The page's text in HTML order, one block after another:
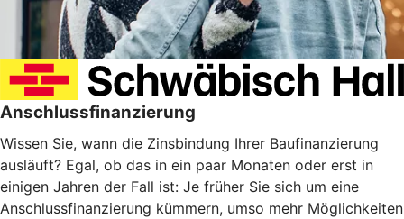
Anschlussfinanzierung
Wissen Sie, wann die Zinsbindung Ihrer Baufinanzierung
ausläuft? Egal, ob das in ein paar Monaten oder erst in
einigen Jahren der Fall ist: Je früher Sie sich um eine
Anschlussfinanzierung kümmern, umso mehr Möglichkeiten